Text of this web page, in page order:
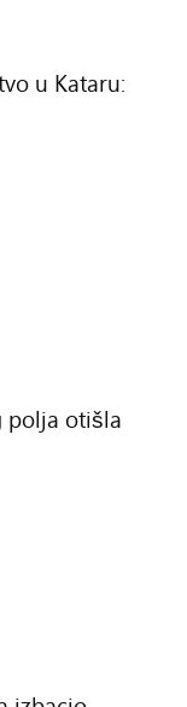
u Kataru:
polja otišla